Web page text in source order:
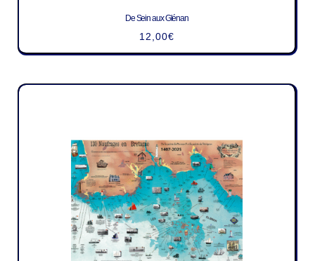
De Sein aux Glénan
12,00€